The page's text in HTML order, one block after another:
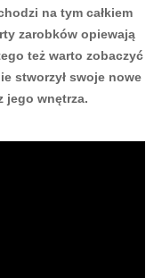
na tym całkiem
zarobków opiewają
też warto zobaczyć
stworzył swoje nowe
jego wnętrza.